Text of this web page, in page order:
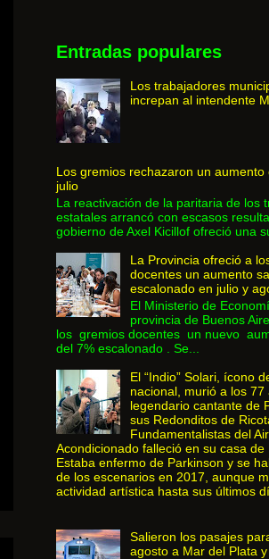
Entradas populares
Los trabajadores
increpan al intendente
Los gremios rechazaron un aumento
julio
La reactivación de la paritaria de los
estatales arrancó con escasos
gobierno de Axel Kicillof ofreció una
La Provincia ofreció a
docentes un aumento
escalonado en julio y
El Ministerio de
provincia de Buenos
los gremios docentes un nuevo
del 7% escalonado . Se...
El “Indio” Solari, ícono
nacional, murió a los 77
legendario cantante de
sus Redonditos de
Fundamentalistas del
Acondicionado falleció en su casa de
Estaba enfermo de Parkinson y se
de los escenarios en 2017, aunque
actividad artística hasta sus últimos
Salieron los pasajes
agosto a Mar del Plata